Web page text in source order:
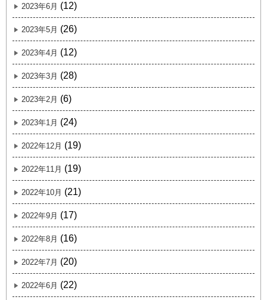
2023年6月 (12)
2023年5月 (26)
2023年4月 (12)
2023年3月 (28)
2023年2月 (6)
2023年1月 (24)
2022年12月 (19)
2022年11月 (19)
2022年10月 (21)
2022年9月 (17)
2022年8月 (16)
2022年7月 (20)
2022年6月 (22)